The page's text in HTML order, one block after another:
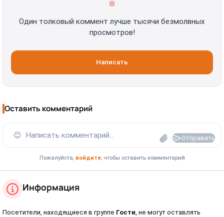
Один толковый коммент лучше тысячи безмолвных
просмотров!
Написать
Оставить комментарий
😊 Написать комментарий... Отправить
Пожалуйста, войдите, чтобы оставить комментарий
Информация
Посетители, находящиеся в группе Гости , не могут оставлять